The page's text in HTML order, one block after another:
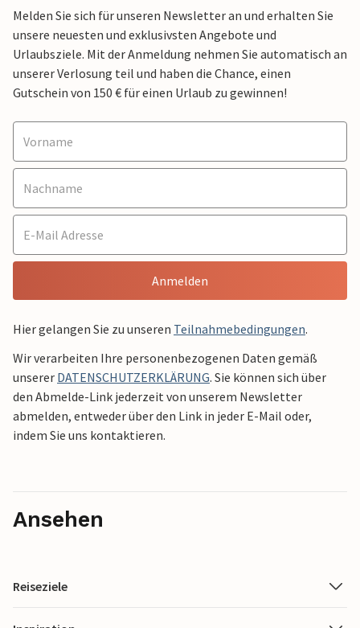
Melden Sie sich für unseren Newsletter an und erhalten Sie
unsere neuesten und exklusivsten Angebote und
Urlaubsziele. Mit der Anmeldung nehmen Sie automatisch an
unserer Verlosung teil und haben die Chance, einen
Gutschein von 150 € für einen Urlaub zu gewinnen!
Anmelden
Hier gelangen Sie zu unseren Teilnahmebedingungen.
Wir verarbeiten Ihre personenbezogenen Daten gemäß
unserer DATENSCHUTZERKLÄRUNG. Sie können sich über
den Abmelde-Link jederzeit von unserem Newsletter
abmelden, entweder über den Link in jeder E-Mail oder,
indem Sie uns kontaktieren.
Ansehen
Reiseziele